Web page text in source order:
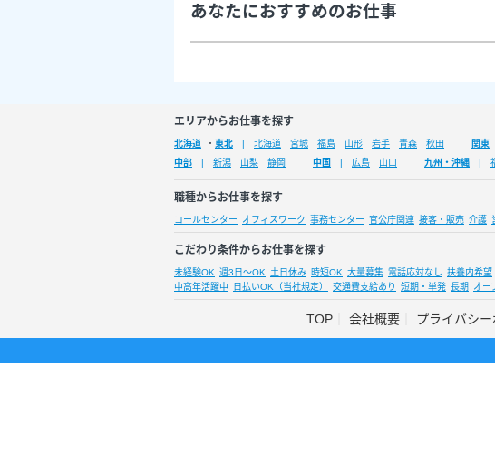
あなたにおすすめのお仕事
エリアからお仕事を探す
北海道 ・ 東北 北海道 宮城 福島 山形 岩手 青森 秋田 関東
中部
新潟 山梨 静岡 中国 広島 山口 九州・沖縄
職種からお仕事を探す
コールセンター オフィスワーク 事務センター 官公庁関連 接客・販売 介護
こだわり条件からお仕事を探す
未経験OK 週3日～OK 土日休み 時短OK 大量募集 電話応対なし 扶養内希望
中高年活躍中
日払いOK（当社規定） 交通費支給あり 短期・単発 長期 オー
TOP 会社概要 プライバシ